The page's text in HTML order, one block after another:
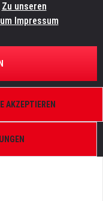
Robin DLX
Zu unseren
Impressum
AKZEPTIEREN